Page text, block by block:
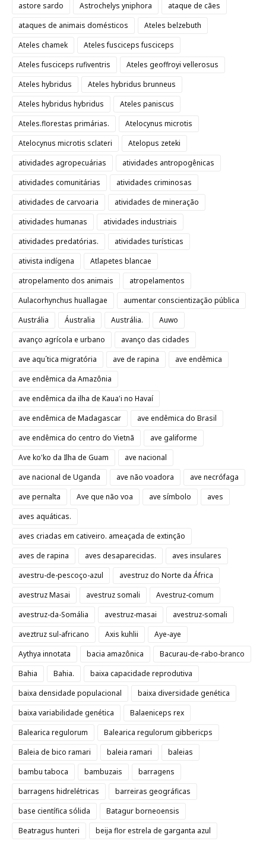
astore sardo
Astrochelys yniphora
ataque de cães
ataques de animais domésticos
Ateles belzebuth
Ateles chamek
Ateles fusciceps fusciceps
Ateles fusciceps rufiventris
Ateles geoffroyi vellerosus
Ateles hybridus
Ateles hybridus brunneus
Ateles hybridus hybridus
Ateles paniscus
Ateles.florestas primárias.
Atelocynus microtis
Atelocynus microtis sclateri
Atelopus zeteki
atividades agropecuárias
atividades antropogênicas
atividades comunitárias
atividades criminosas
atividades de carvoaria
atividades de mineração
atividades humanas
atividades industriais
atividades predatórias.
atividades turísticas
ativista indígena
Atlapetes blancae
atropelamento dos animais
atropelamentos
Aulacorhynchus huallagae
aumentar conscientização pública
Austrália
Áustralia Austrália.
Auwo
avanço agrícola e urbano
avanço das cidades
ave aqu´tica migratória
ave de rapina
ave endêmica
ave endêmica da Amazônia
ave endêmica da ilha de Kaua'i no Havaí
ave endêmica de Madagascar
ave endêmica do Brasil
ave endêmica do centro do Vietnã
ave galiforme
Ave ko'ko da Ilha de Guam
ave nacional
ave nacional de Uganda
ave não voadora
ave necrófaga
ave pernalta
Ave que não voa ave símbolo
aves
aves aquáticas.
aves criadas em cativeiro. ameaçada de extinção
aves de rapina
aves desaparecidas.
aves insulares
avestru-de-pescoço-azul
avestruz do Norte da África
avestruz Masai
avestruz somali
Avestruz-comum
avestruz-da-Somália
avestruz-masai
avestruz-somali
aveztruz sul-africano
Axis kuhlii
Aye-aye
Aythya innotata
bacia amazônica
Bacurau-de-rabo-branco
Bahia
Bahia.
baixa capacidade reprodutiva
baixa densidade populacional
baixa diversidade genética
baixa variabilidade genética
Balaeniceps rex
Balearica regulorum
Balearica regulorum gibbericps
Baleia de bico ramari
baleia ramari
baleias
bambu taboca
bambuzais
barragens
barragens hidrelétricas
barreiras geográficas
base científica sólida
Batagur borneoensis
Beatragus hunteri
beija flor estrela de garganta azul